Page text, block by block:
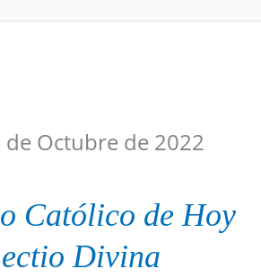
Octubre de 2022
Católico de Hoy
Divina